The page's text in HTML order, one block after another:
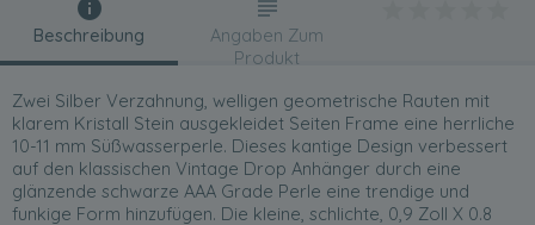
Beschreibung
Zwei Silber Verzahnung, welligen geometrische Rauten mit
klarem Kristall Stein ausgekleidet Seiten Frame eine herrliche
10-11 mm Süßwasserperle. Dieses kantige Design verbessert
auf den klassischen Vintage Drop Anhänger durch eine
glänzende schwarze AAA Grade Perle eine trendige und
funkige Form hinzufügen. Die kleine, schlichte, 0,9 Zoll X 0.8
Angaben Zum
Produkt